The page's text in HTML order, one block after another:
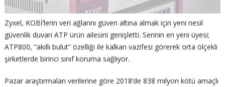
Zyxel, KOBİ’lerin veri ağlarını güven altına almak için yeni nesil
güvenlik duvarı ATP ürün ailesini genişletti. Serinin en yeni üyesi;
ATP800, “akıllı bulut” özelliği ile kalkan vazifesi görerek orta ölçekli
şirketlerde birinci sınıf koruma sağlıyor.
Pazar araştırmaları verilerine göre 2018’de 838 milyon kötü amaçlı